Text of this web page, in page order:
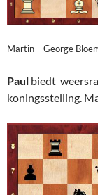
Martin – George
Paul biedt
koningsstelling.